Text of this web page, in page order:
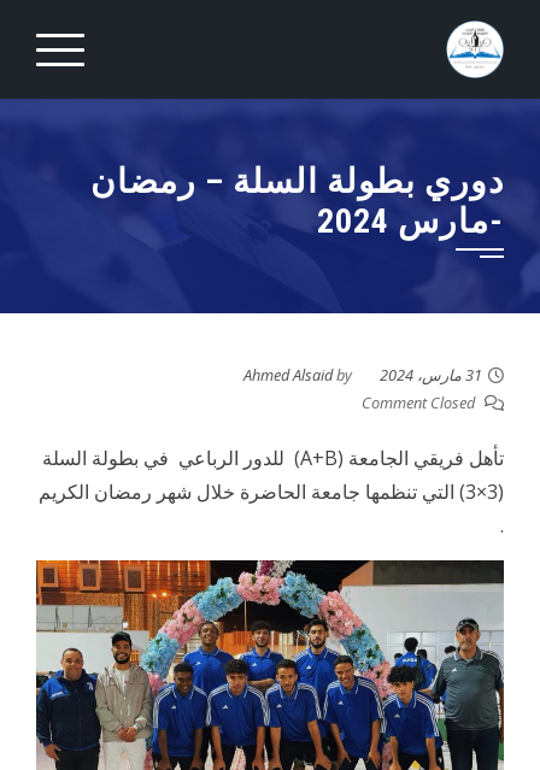
content
دوري بطولة السلة – رمضان
-مارس 2024
31 مارس، 2024 by
Ahmed Alsaid
Comment Closed
تأهل فريقي الجامعة (A+B) للدور الرباعي في بطولة السلة
(3×3) التي تنظمها جامعة الحاضرة خلال شهر رمضان الكريم
.